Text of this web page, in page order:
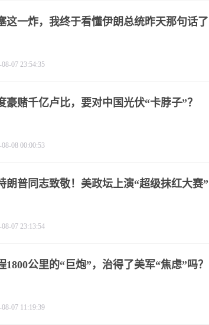
这一炸，我终于看懂伊朗总统昨天那句话了
08-07 23:54:35
豪赌千亿卢比，要对中国光伏“卡脖子”？
08-08 00:00:53
朗普同志致敬！美政坛上演“超级抹红大赛”
08-07 23:13:54
1800公里的“巨炮”，治得了美军“焦虑”吗？
08-07 11:19:39